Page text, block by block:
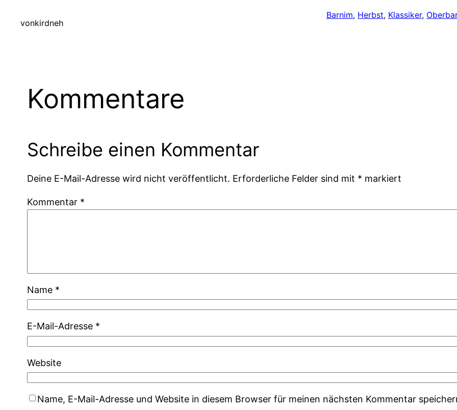
vonkirdneh
Barnim, Herbst, Klassiker,
Kommentare
Schreibe einen Kommentar
Deine E-Mail-Adresse wird nicht veröffentlicht. Erforderliche Felder sind mit * markiert
Kommentar *
Name *
E-Mail-Adresse *
Website
Name, E-Mail-Adresse und Website in diesem Browser für meinen nächsten Kommentar